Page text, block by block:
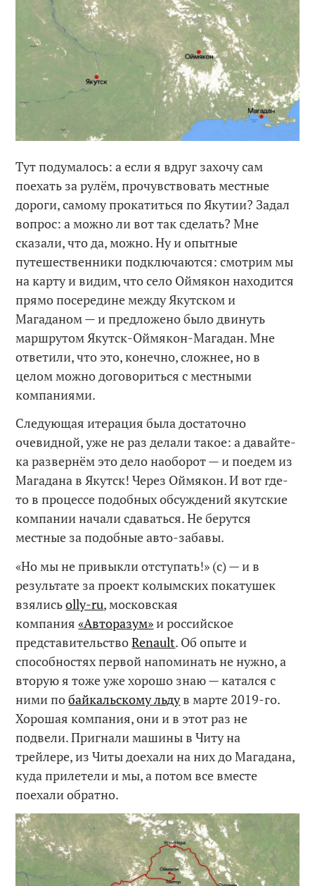
Тут подумалось: а если я вдруг захочу сам
поехать за рулём, прочувствовать местные
дороги, самому прокатиться по Якутии? Задал
вопрос: а можно ли вот так сделать? Мне
сказали, что да, можно. Ну и опытные
путешественники подключаются: смотрим мы
на карту и видим, что село Оймякон находится
прямо посередине между Якутском и
Магаданом — и предложено было двинуть
маршрутом Якутск-Оймякон-Магадан. Мне
ответили, что это, конечно, сложнее, но в
целом можно договориться с местными
компаниями.
Следующая итерация была достаточно
очевидной, уже не раз делали такое: а давайте-
ка развернём это дело наоборот — и поедем из
Магадана в Якутск! Через Оймякон. И вот где-
то в процессе подобных обсуждений якутские
компании начали сдаваться. Не берутся
местные за подобные авто-забавы.
«Но мы не привыкли отступать!» (с) — и в
результате за проект колымских покатушек
взялисьolly-ru, московская
компания«Авторазум»и российское
представительствоRenault. Об опыте и
способностях первой напоминать не нужно, а
вторую я тоже уже хорошо знаю — катался с
ними побайкальскому льдув марте 2019-го.
Хорошая компания, они и в этот раз не
подвели. Пригнали машины в Читу на
трейлере, из Читы доехали на них до Магадана,
куда прилетели и мы, а потом все вместе
поехали обратно.